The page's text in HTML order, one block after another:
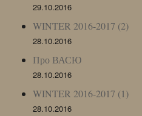
29.10.2016
WINTER 2016-2017 (2)
28.10.2016
Про ВАСЮ
28.10.2016
WINTER 2016-2017 (1)
28.10.2016